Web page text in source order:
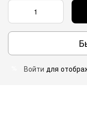
Войти для